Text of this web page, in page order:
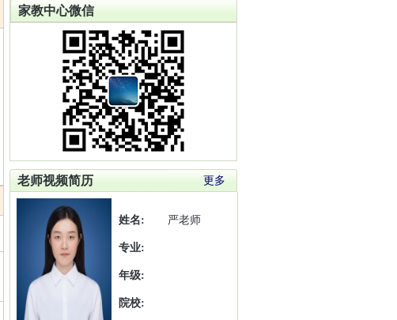
家教中心微信
老师视频简历 更多
姓名: 严老师
专业:
年级:
院校: